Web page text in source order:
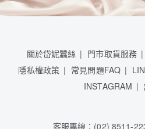
關於岱妮蠶絲 門市取貨服務
隱私權政策
常見問題FAQ
INSTAGRAM
客服專線：(02) 8511-